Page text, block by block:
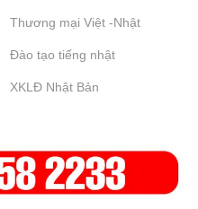
Thương mại Việt -Nhật
Đào tạo tiếng nhật
XKLĐ Nhật Bản